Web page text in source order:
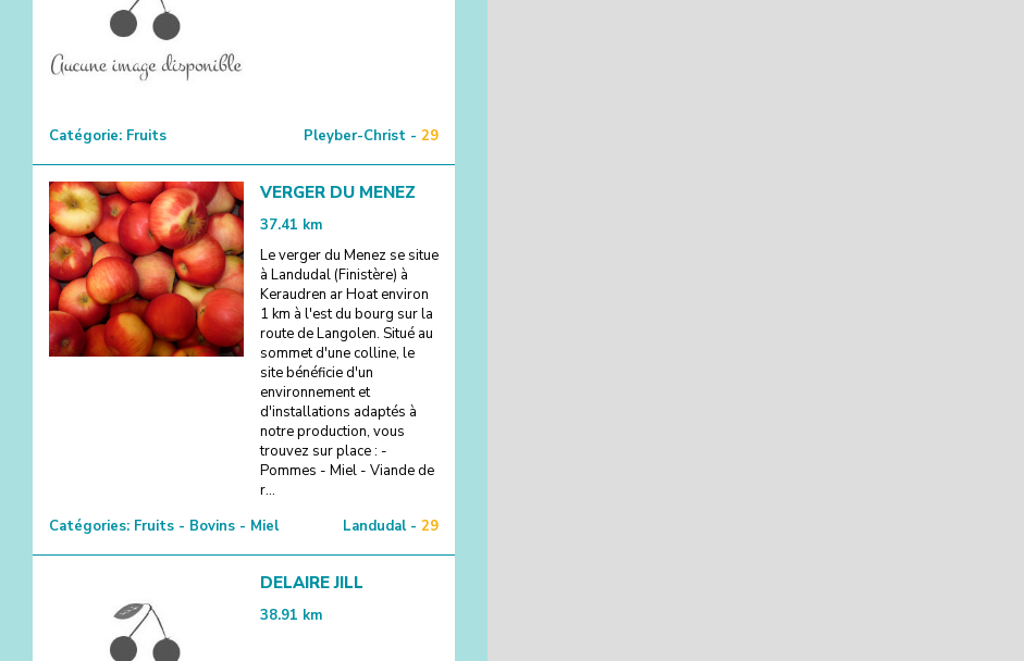
Catégorie: Fruits Pleyber-Christ - 29
VERGER DU MENEZ
37.41 km
Le verger du Menez se situe
à Landudal (Finistère) à
Keraudren ar Hoat environ
1 km à l'est du bourg sur la
route de Langolen. Situé au
sommet d'une colline, le
site bénéficie d'un
environnement et
d'installations adaptés à
notre production, vous
trouvez sur place : -
Pommes - Miel - Viande de
r...
Catégories: Fruits - Bovins - Miel Landudal - 29
DELAIRE JILL
38.91 km